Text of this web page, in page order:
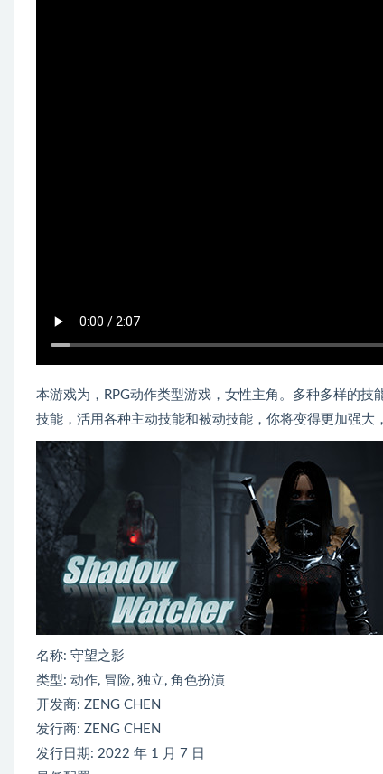
本游戏为，RPG动作类型游戏，女性主角。多种多样的
技能，活用各种主动技能和被动技能，你将变得更加强大
名称: 守望之影
类型: 动作, 冒险, 独立, 角色扮演
开发商: ZENG CHEN
发行商: ZENG CHEN
发行日期: 2022 年 1 月 7 日